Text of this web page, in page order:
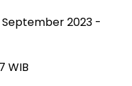
September 2023 -
WIB